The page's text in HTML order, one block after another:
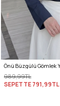
989,99TL
SEPETTE791,99TL